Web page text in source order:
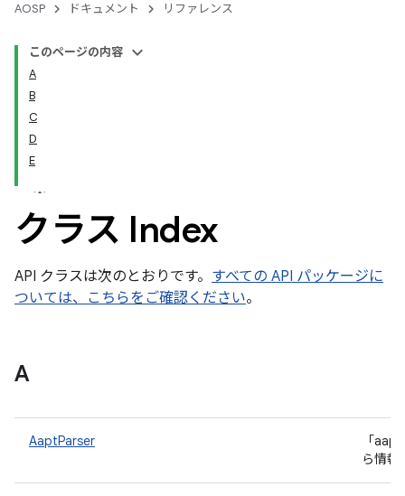
AOSP ドキュメント リファレンス
このページの内容
A
B
C
D
E
クラス Index
API クラスは次のとおりです。 すべての API パッケージに
ついては、こちらをご確認ください。
A
AaptParser
「
ら情